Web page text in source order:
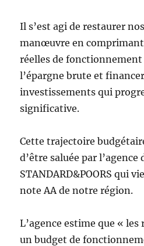
Il s’est agi de restaurer
manœuvre en comprimant
réelles de
l’épargne brute et
investissements qui
significative.
Cette trajectoire
d’être saluée par
STANDARD&POORS qui
note AA de notre région.
L’agence estime que «
un budget de